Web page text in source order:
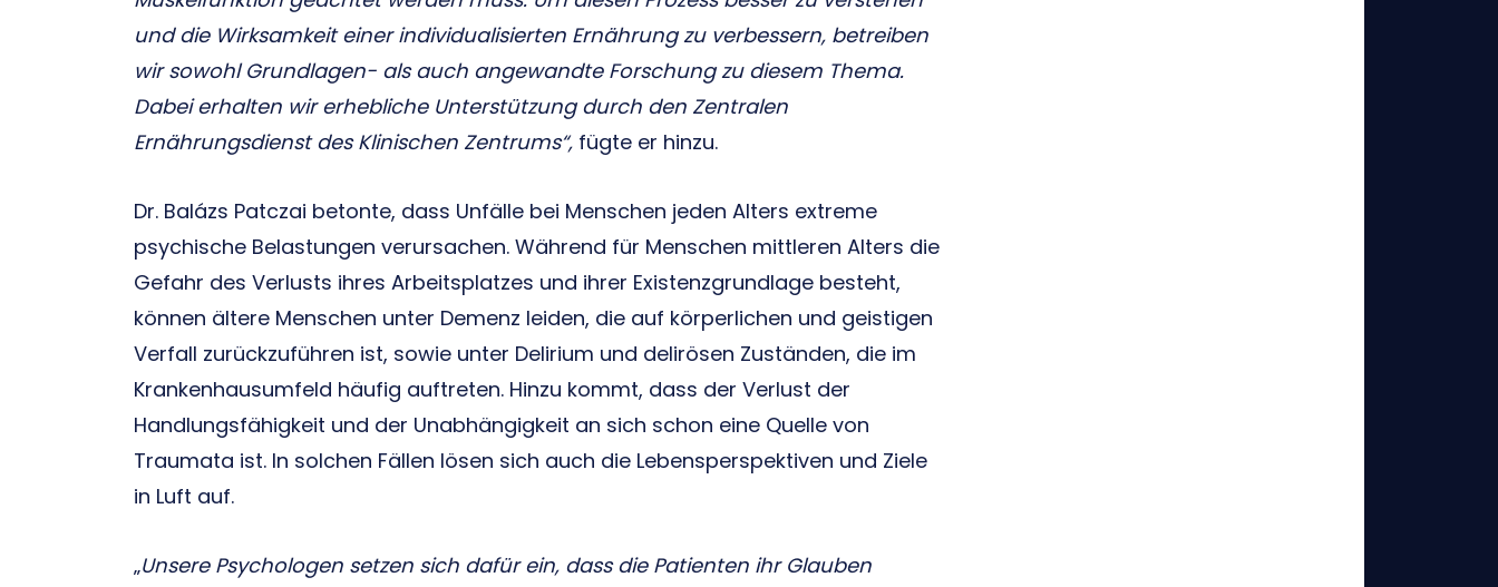
und die Wirksamkeit einer individualisierten Ernährung zu verbessern, betreiben
wir sowohl Grundlagen- als auch angewandte Forschung zu diesem Thema.
Dabei erhalten wir erhebliche Unterstützung durch den Zentralen
Ernährungsdienst des Klinischen Zentrums“, fügte er hinzu.
Dr. Balázs Patczai betonte, dass Unfälle bei Menschen jeden Alters extreme
psychische Belastungen verursachen. Während für Menschen mittleren Alters die
Gefahr des Verlusts ihres Arbeitsplatzes und ihrer Existenzgrundlage besteht,
können ältere Menschen unter Demenz leiden, die auf körperlichen und geistigen
Verfall zurückzuführen ist, sowie unter Delirium und delirösen Zuständen, die im
Krankenhausumfeld häufig auftreten. Hinzu kommt, dass der Verlust der
Handlungsfähigkeit und der Unabhängigkeit an sich schon eine Quelle von
Traumata ist. In solchen Fällen lösen sich auch die Lebensperspektiven und Ziele
in Luft auf.
„Unsere Psychologen setzen sich dafür ein, dass die Patienten ihr Glauben